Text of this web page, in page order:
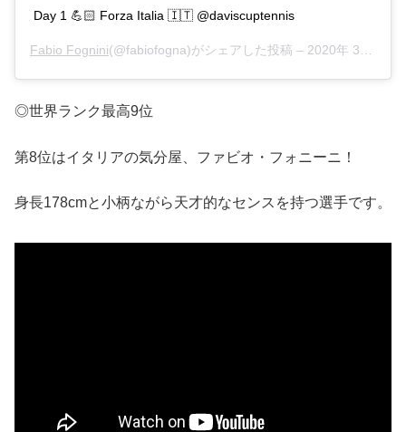
Day 1 💪🏻 Forza Italia 🇮🇹 @daviscuptennis
Fabio Fognini(@fabiofogna)がシェアした投稿 – 2020年 3月月6日午後12時23分PST
◎世界ランク最高9位
第8位はイタリアの気分屋、ファビオ・フォニーニ！
身長178cmと小柄ながら天才的なセンスを持つ選手です。